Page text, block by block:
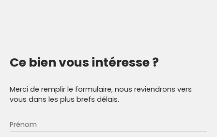
Ce bienvous intéresse ?
Merci de remplir le formulaire, nous reviendrons vers
vous dans les plus brefs délais.
Prénom